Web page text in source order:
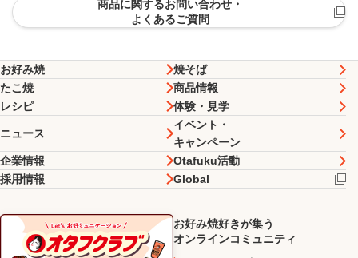
商品に関するお問い合わせ・
よくあるご質問
お好み焼
焼そば
たこ焼
商品情報
レシピ
体験・見学
ニュース
イベント・
キャンペーン
企業情報
Otafuku活動
採用情報
Global
お好み焼好きが集う
オンラインコミュニティ